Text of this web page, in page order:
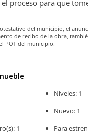
proceso para que
del municipio, el
de recibo de la obra,
POT del municipio.
1
Niveles: 1
Nuevo: 1
Para